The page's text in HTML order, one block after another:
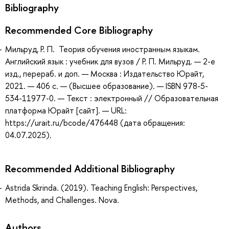
Bibliography
Recommended Core Bibliography
Мильруд, Р. П. Теория обучения иностранным языкам.
Английский язык : учебник для вузов / Р. П. Мильруд. — 2-е
изд., перераб. и доп. — Москва : Издательство Юрайт,
2021. — 406 с. — (Высшее образование). — ISBN 978-5-
534-11977-0. — Текст : электронный // Образовательная
платформа Юрайт [сайт]. — URL:
https://urait.ru/bcode/476448 (дата обращения:
04.07.2025).
Recommended Additional Bibliography
Astrida Skrinda. (2019). Teaching English: Perspectives,
Methods, and Challenges. Nova.